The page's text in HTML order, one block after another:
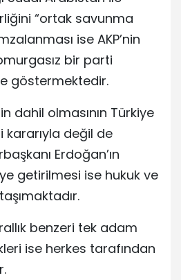
“ortak savunma
ise AKP’nin
bir parti
göstermektedir.
dahil olmasının Türkiye
kararıyla değil de
Erdoğan’ın
getirilmesi ise hukuk ve
benzeri tek adam
ise herkes tarafından